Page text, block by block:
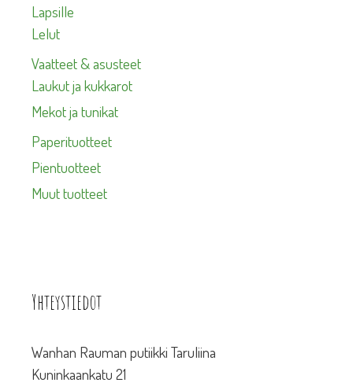
Lapsille
Lelut
Vaatteet & asusteet
Laukut ja kukkarot
Mekot ja tunikat
Paperituotteet
Pientuotteet
Muut tuotteet
Yhteystiedot
Wanhan Rauman putiikki Taruliina
Kuninkaankatu 21